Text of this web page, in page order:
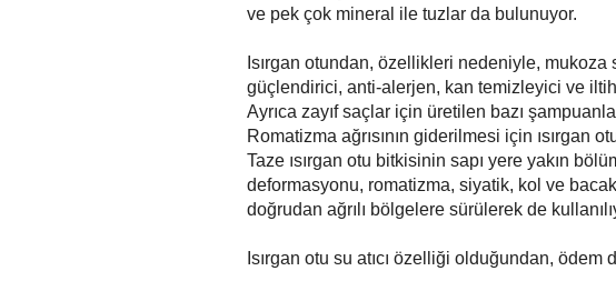
ve pek çok mineral ile tuzlar da bulunuyor.
Isırgan otundan, özellikleri nedeniyle, mukoza
güçlendirici, anti-alerjen, kan temizleyici ve
Ayrıca zayıf saçlar için üretilen bazı
Romatizma ağrısının giderilmesi için ısırgan
Taze ısırgan otu bitkisinin sapı yere yakın
deformasyonu, romatizma, siyatik, kol ve
doğrudan ağrılı bölgelere sürülerek de
Isırgan otu su atıcı özelliği olduğundan, ödem